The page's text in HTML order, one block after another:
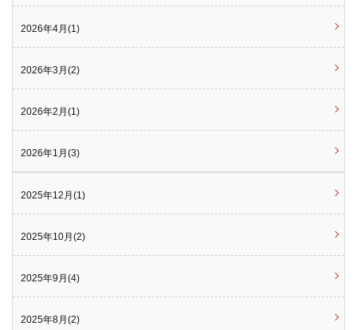
2026年4月(1)
2026年3月(2)
2026年2月(1)
2026年1月(3)
2025年12月(1)
2025年10月(2)
2025年9月(4)
2025年8月(2)